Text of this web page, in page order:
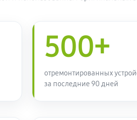
500+
отремонтированных
за последние 90 дней